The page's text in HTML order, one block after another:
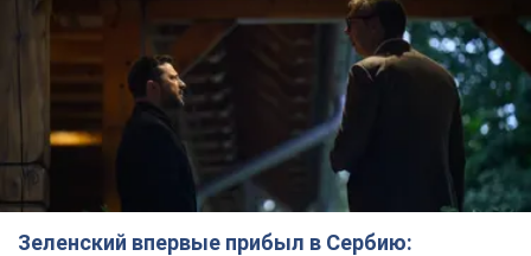
Зеленский впервые прибыл в Сербию: